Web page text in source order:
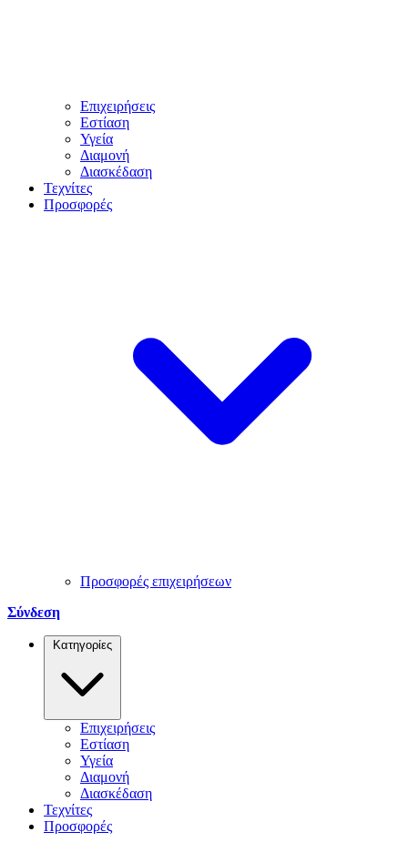
Επιχειρήσεις
Εστίαση
Υγεία
Διαμονή
Διασκέδαση
Τεχνίτες
Προσφορές
Προσφορές επιχειρήσεων
Σύνδεση
Κατηγορίες
Επιχειρήσεις
Εστίαση
Υγεία
Διαμονή
Διασκέδαση
Τεχνίτες
Προσφορές